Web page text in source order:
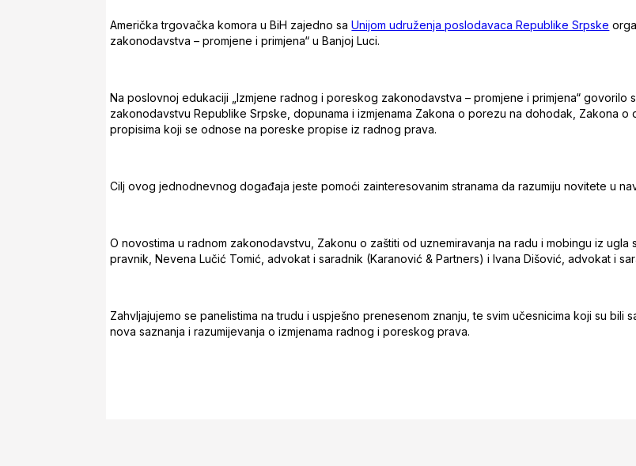
Američka trgovačka komora u BiH zajedno sa Unijom udruženja poslodavaca Republike Srpske
zakonodavstva – promjene i primjena“ u Banjoj Luci.
Na poslovnoj edukaciji „Izmjene radnog i poreskog zakonodavstva – promjene i primjena“ govorilo
zakonodavstvu Republike Srpske, dopunama i izmjenama Zakona o porezu na dohodak, Zakona
propisima koji se odnose na poreske propise iz radnog prava.
Cilj ovog jednodnevnog događaja jeste pomoći zainteresovanim stranama da razumiju novitete u
O novostima u radnom zakonodavstvu, Zakonu o zaštiti od uznemiravanja na radu i mobingu iz
pravnik, Nevena Lučić Tomić, advokat i saradnik (Karanović & Partners) i Ivana Dišović, advokat i
Zahvljajujemo se panelistima na trudu i uspješno prenesenom znanju, te svim učesnicima koji su bili
nova saznanja i razumijevanja o izmjenama radnog i poreskog prava.